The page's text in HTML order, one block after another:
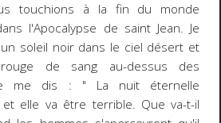
touchions à la fin du monde
l'Apocalypse de saint Jean. Je
soleil noir dans le ciel désert et
de sang au-dessus des
me dis : " La nuit éternelle
et elle va être terrible. Que va-t-il